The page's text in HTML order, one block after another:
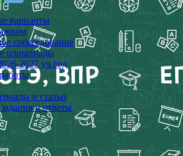
варианты
собеседование
олимпиады
2027 уч.год
и статьи
и ответы